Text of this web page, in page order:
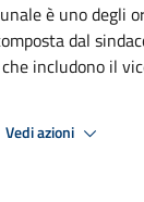
è uno degli
dal
includono il
Vedi azioni